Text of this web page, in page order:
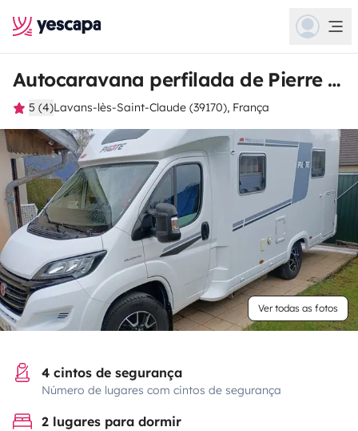
Autocaravana perfilada de Pierre Jean
5 (4)Lavans-lès-Saint-Claude (39170), França
Ver todas as fotos
4 cintos de segurança
Número de lugares com cintos de segurança
2 lugares para dormir